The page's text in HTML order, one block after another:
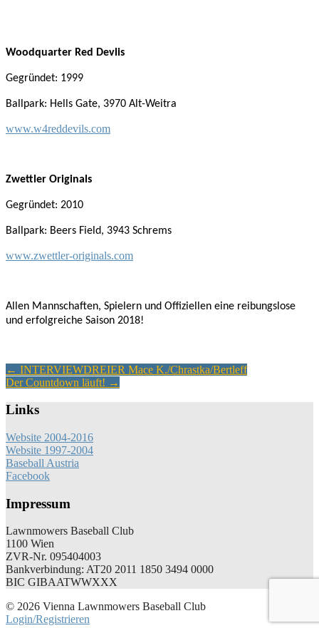
Woodquarter Red Devlis
Gegründet: 1999
Ballpark: Hells Gate, 3970 Alt-Weitra
www.w4reddevils.com
Zwettler Originals
Gegründet: 2010
Ballpark: Beers Field, 3943 Schrems
www.zwettler-originals.com
Allen Mannschaften, Spielern und Offiziellen eine reibungslose
und erfolgreiche Saison 2018!
Artikel-
Navigation
← INTERVIEWDREIER Mace K./Chrastka/Bertleff
Der Countdown läuft! →
Links
Website 2004-2016
Website 1997-2004
Baseball Austria
Facebook
Impressum
Lawnmowers Baseball Club
1100 Wien
ZVR-Nr. 095404003
Bankverbindung: AT20 2011 1850 3494 0000
BIC GIBAATWWXXX
© 2026 Vienna Lawnmowers Baseball Club
Login/Registrieren